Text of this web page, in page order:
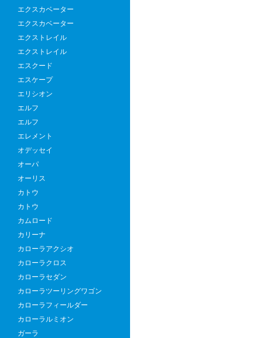
エクスカベーター
エクスカベーター
エクストレイル
エクストレイル
エスクード
エスケープ
エリシオン
エルフ
エルフ
エレメント
オデッセイ
オーパ
オーリス
カトウ
カトウ
カムロード
カリーナ
カローラアクシオ
カローラクロス
カローラセダン
カローラツーリングワゴン
カローラフィールダー
カローラルミオン
ガーラ